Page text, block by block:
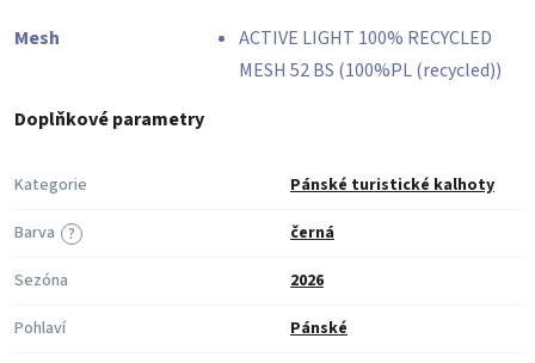
Mesh
ACTIVE LIGHT 100% RECYCLED
MESH 52 BS (100%PL (recycled))
Doplňkové parametry
Kategorie Pánské turistické kalhoty
?
Barva
černá
Sezóna
2026
Pohlaví
Pánské